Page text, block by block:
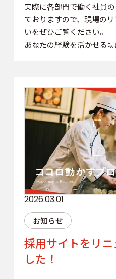
実際に各部門で働く社員
ておりますので、現場の
いをぜひご覧ください。
あなたの経験を活かせる
2026.03.01
お知らせ
採用サイトをリ
した！